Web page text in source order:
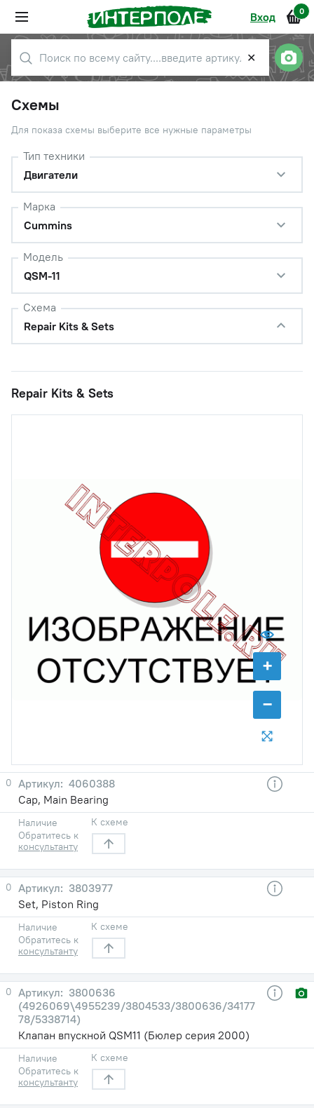
Вход 0
✕
Схемы
Для показа схемы выберите все нужные параметры
Тип техники
Двигатели
Марка
Cummins
Модель
QSM-11
Схема
Repair Kits & Sets
Repair Kits & Sets
+
−
0
4060388
Cap, Main Bearing
Наличие
Обратитесь к
консультанту
К схеме
0
3803977
Set, Piston Ring
Наличие
Обратитесь к
консультанту
К схеме
0
3800636
(4926069\4955239/3804533/3800636/34177
78/5338714)
Клапан впускной QSM11 (Бюлер серия 2000)
Наличие
Обратитесь к
консультанту
К схеме